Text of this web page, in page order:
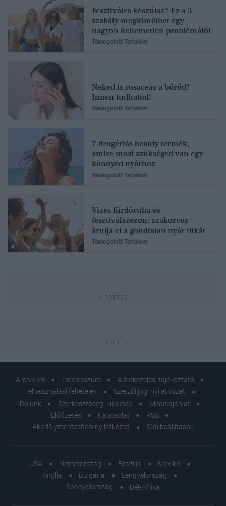
Fesztiválra készülsz? Ez a 3
szabály megkímélhet egy
nagyon kellemetlen problémától
Támogatott Tartalom
Neked is rosaceás a bőrőd?
Innen tudhatod!
Támogatott Tartalom
7 drogériás beauty termék,
amire most szükséged van egy
könnyed nyárhoz
Támogatott Tartalom
Vizes fürdőruha és
fesztiválszezon: szakorvos
árulja el a gondtalan nyár titkát
Támogatott Tartalom
Archívum Impresszum
Adatkezelési tájékoztató
Felhasználási feltételek
Szerzői jogi nyilatkozat
Rólunk
Szerkesztőségi küldetés
Médiaajánlat
Előfizetés
Kapcsolat
RSS
Akadálymentesítési nyilatkozat
Süti beállítások
USA Németország Brazília
Mexikó
Anglia
Bulgária
Lengyelország
Spanyolország
Dél-Afrika